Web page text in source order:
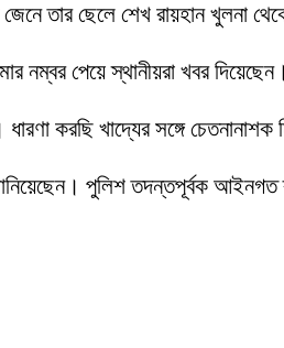
তার ছেলে শেখ রায়হান খুলনা
নম্বর পেয়ে স্থানীয়রা খবর দিয়েছেন।
করছি খাদ্যের সঙ্গে চেতনানাশক
পুলিশ তদন্তপূর্বক আইনগত